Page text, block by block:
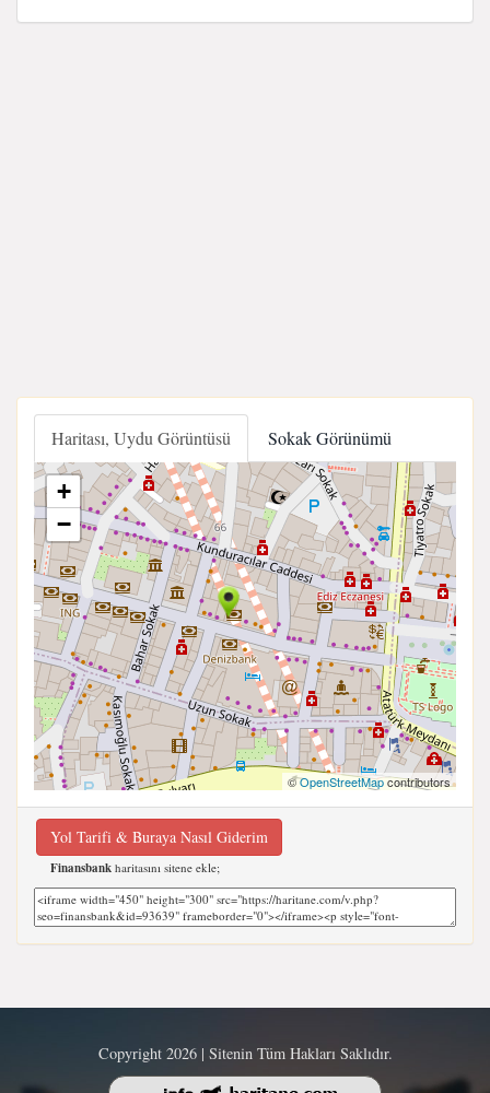
Haritası, Uydu Görüntüsü Sokak Görünümü
+
−
©OpenStreetMapcontributors
Yol Tarifi & Buraya Nasıl Giderim
Finansbank haritasını sitene ekle;
Copyright 2026 | Sitenin Tüm Hakları Saklıdır.